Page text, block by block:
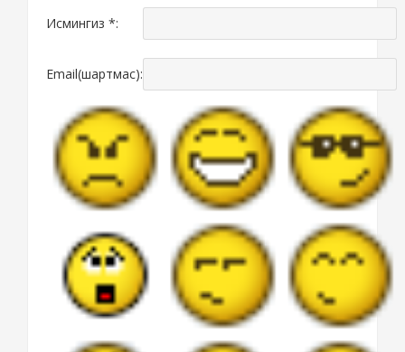
Исмингиз *:
Email(шартмас):